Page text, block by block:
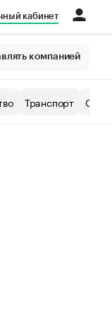
кабинет
компанией
Транспорт